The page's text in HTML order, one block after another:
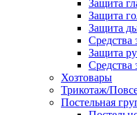
Защита
Защита
Защита
Средства
Защита
Хозтовары
Трикотаж/
Постельная